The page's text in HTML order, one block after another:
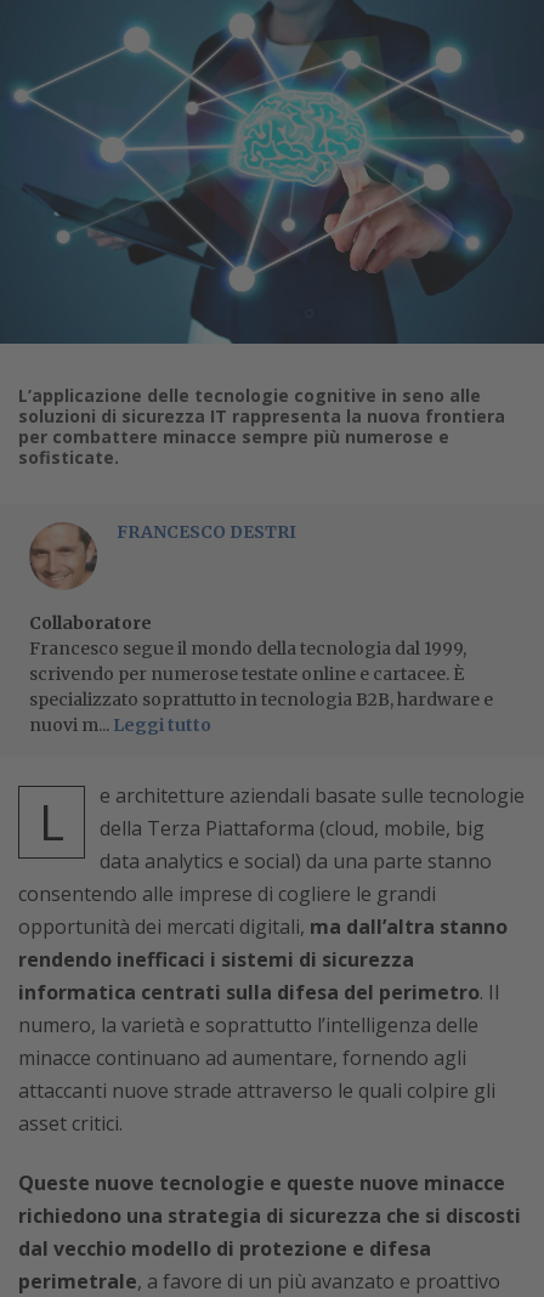
L’applicazione delle tecnologie cognitive in seno alle
soluzioni di sicurezza IT rappresenta la nuova frontiera
per combattere minacce sempre più numerose e
sofisticate.
FRANCESCO DESTRI
Collaboratore
Francesco segue il mondo della tecnologia dal 1999,
scrivendo per numerose testate online e cartacee. È
specializzato soprattutto in tecnologia B2B, hardware e
nuovi m... Leggi tutto
L
e architetture aziendali basate sulle tecnologie
della Terza Piattaforma (cloud, mobile, big
data analytics e social) da una parte stanno
consentendo alle imprese di cogliere le grandi
opportunità dei mercati digitali, ma dall’altra stanno
rendendo inefficaci i sistemi di sicurezza
informatica centrati sulla difesa del perimetro. Il
numero, la varietà e soprattutto l’intelligenza delle
minacce continuano ad aumentare, fornendo agli
attaccanti nuove strade attraverso le quali colpire gli
asset critici.
Queste nuove tecnologie e queste nuove minacce
richiedono una strategia di sicurezza che si discosti
dal vecchio modello di protezione e difesa
perimetrale, a favore di un più avanzato e proattivo